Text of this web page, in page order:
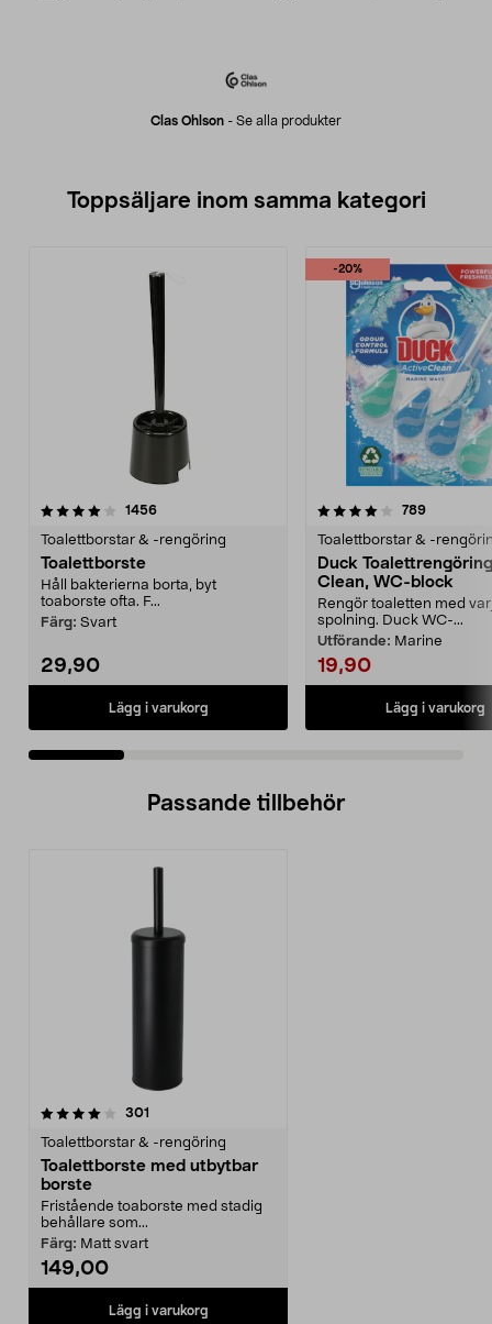
Clas Ohlson - Se alla produkter
Toppsäljare inom samma kategori
1456recensioner
Toalettborstar & -rengöring
Toalettborste
Håll bakterierna borta, byt
toaborste ofta. F...
Färg: Svart
29,90
Lägg i varukorg
-20%
4.0 av 5 stjärnor 789
Toalettborstar & -
Duck
Clean, WC-block
Rengör toaletten med
spolning. Duck WC-...
Utförande: Marine
19,90
Lägg i varukorg
4.0 av 5 stjärnor
Passande tillbehör
301
Toalettborstar & -rengöring
Toalettborste med utbytbar
borste
Fristående toaborste med stadig
behållare som...
Färg: Matt svart
149,00
Lägg i varukorg